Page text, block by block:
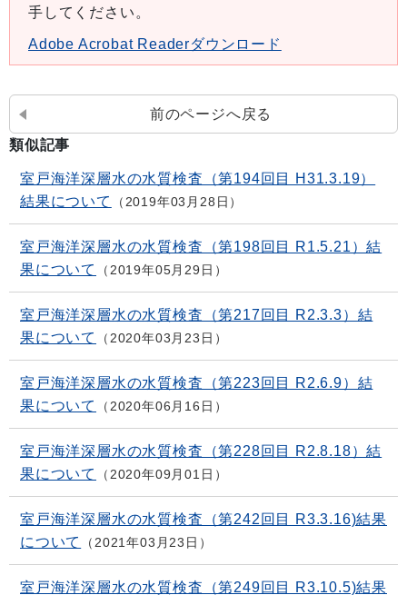
手してください。
Adobe Acrobat Readerダウンロード
前のページへ戻る
類似記事
室戸海洋深層水の水質検査（第194回目 H31.3.19）
結果について
2019年03月28日
室戸海洋深層水の水質検査（第198回目 R1.5.21）結
果について
2019年05月29日
室戸海洋深層水の水質検査（第217回目 R2.3.3）結
果について
2020年03月23日
室戸海洋深層水の水質検査（第223回目 R2.6.9）結
果について
2020年06月16日
室戸海洋深層水の水質検査（第228回目 R2.8.18）結
果について
2020年09月01日
室戸海洋深層水の水質検査（第242回目 R3.3.16)結果
について
2021年03月23日
室戸海洋深層水の水質検査（第249回目 R3.10.5)結果